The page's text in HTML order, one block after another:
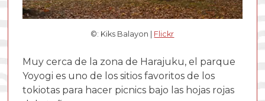
©: Kiks Balayon | Flickr
Muy cerca de la zona de Harajuku, el parque
Yoyogi es uno de los sitios favoritos de los
tokiotas para hacer picnics bajo las hojas rojas